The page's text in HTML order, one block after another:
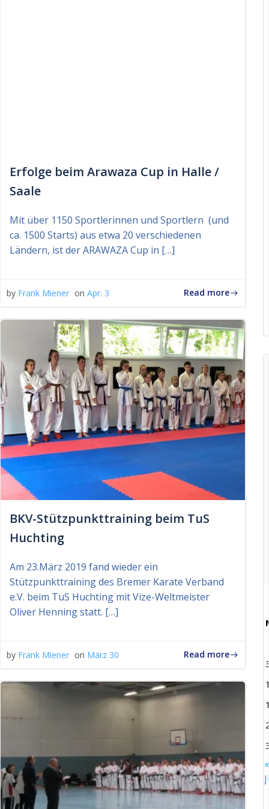
Erfolge beim Arawaza Cup in Halle /
Saale
Mit über 1150 Sportlerinnen und Sportlern (und
ca. 1500 Starts) aus etwa 20 verschiedenen
Ländern, ist der ARAWAZA Cup in […]
by Frank Miener on Apr. 3 Read more
BKV-Stützpunkttraining beim TuS
Huchting
Am 23.März 2019 fand wieder ein
Stützpunkttraining des Bremer Karate Verband
e.V. beim TuS Huchting mit Vize-Weltmeister
Oliver Henning statt. […]
by Frank Miener on März 30 Read more
«